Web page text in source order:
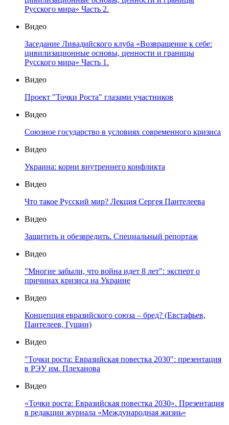
Русского мира» Часть 2.
Видео
Заседание Ливадийского клуба «Возвращение к себе:
цивилизационные основы, ценности и границы
Русского мира» Часть 1.
Видео
Проект "Точки Роста" глазами участников
Видео
Союзное государство в условиях современного кризиса
Видео
Украина: корни внутреннего конфликта
Видео
Что такое Русский мир? Лекция Сергея Пантелеева
Видео
Защитить и обезвредить. Специальный репортаж
Видео
"Многие забыли, что война идет 8 лет": эксперт о
причинах кризиса на Украине
Видео
Концепция евразийского союза – бред? (Евстафьев,
Пантелеев, Гущин)
Видео
"Точки роста: Евразийская повестка 2030": презентация
в РЭУ им. Плеханова
Видео
«Точки роста: Евразийская повестка 2030». Презентация
в редакции журнала «Международная жизнь»